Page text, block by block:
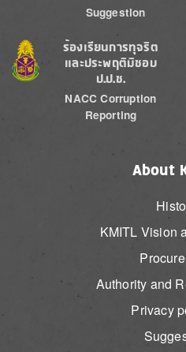
Suggestion
Image
ร้องเรียนการทุจริต
และประพฤติมิชอบ
ป.ป.ช.
NACC Corruption
Reporting
About
KMITL Vision
Authority and
Privacy